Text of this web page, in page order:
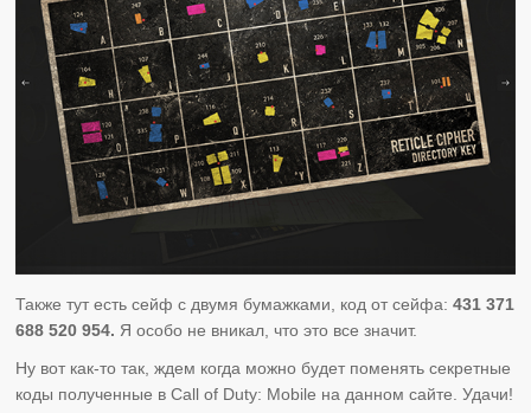
Также тут есть сейф с двумя бумажками, код от сейфа:431 371
688 520 954. Я особо не вникал, что это все значит.
Ну вот как-то так, ждем когда можно будет поменять секретные
коды полученные в Call of Duty: Mobile на данном сайте. Удачи!